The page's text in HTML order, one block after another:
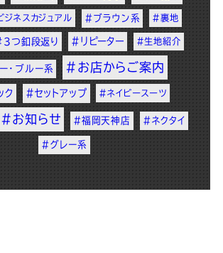
ジネスカジュアル #ブラウン系 #裏地
つ釦段返り #リピーター #生地紹介
・ブルー系 #お店からご案内
ク #セットアップ #ネイビースーツ
#お知らせ #福岡天神店 #ネクタイ
#グレー系